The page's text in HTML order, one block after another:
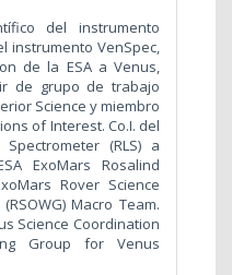
del instrumento
instrumento VenSpec,
de la ESA a Venus,
de grupo de trabajo
Science y miembro
of Interest. Co.I. del
(RLS) a
ExoMars Rosalind
Rover Science
Macro Team.
Science Coordination
Group for Venus